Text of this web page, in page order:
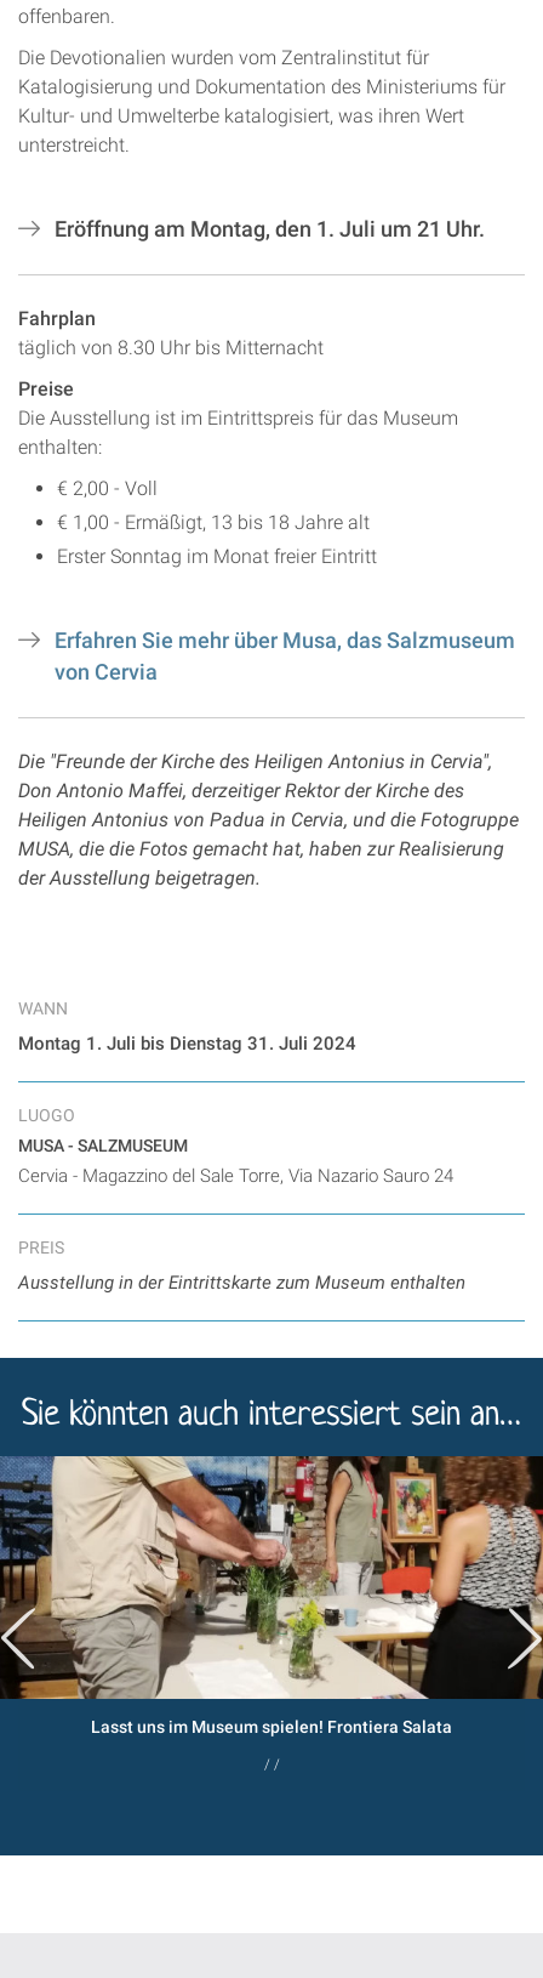
offenbaren.
Die Devotionalien wurden vom Zentralinstitut für
Katalogisierung und Dokumentation des Ministeriums für
Kultur- und Umwelterbe katalogisiert, was ihren Wert
unterstreicht.
Eröffnung am Montag, den 1. Juli um 21 Uhr.
Fahrplan
täglich von 8.30 Uhr bis Mitternacht
Preise
Die Ausstellung ist im Eintrittspreis für das Museum
enthalten:
€ 2,00 - Voll
€ 1,00 - Ermäßigt, 13 bis 18 Jahre alt
Erster Sonntag im Monat freier Eintritt
Erfahren Sie mehr über Musa, das Salzmuseum
von Cervia
Die "Freunde der Kirche des Heiligen Antonius in Cervia",
Don Antonio Maffei, derzeitiger Rektor der Kirche des
Heiligen Antonius von Padua in Cervia, und die Fotogruppe
MUSA, die die Fotos gemacht hat, haben zur Realisierung
der Ausstellung beigetragen.
WANN
Montag 1. Juli bis Dienstag 31. Juli 2024
LUOGO
MUSA - SALZMUSEUM
Cervia - Magazzino del Sale Torre, Via Nazario Sauro 24
PREIS
Ausstellung in der Eintrittskarte zum Museum enthalten
Sie könnten auch interessiert sein an…
Lasst uns im Museum spielen! Frontiera Salata
/ /